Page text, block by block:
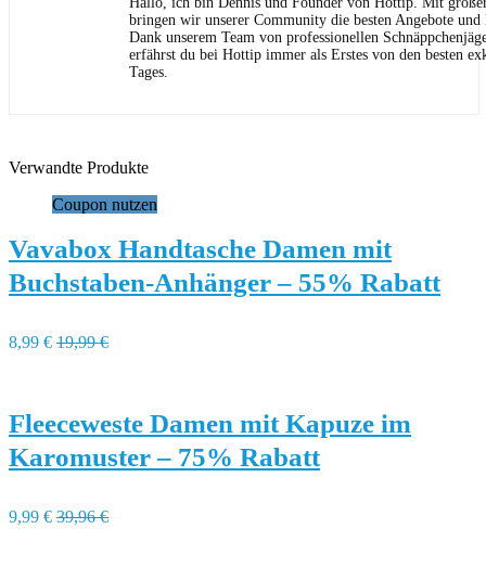
bringen wir unserer Community die besten Angebote und
Dank unserem Team von professionellen
erfährst du bei Hottip immer als Erstes von den besten
Tages.
Verwandte Produkte
Coupon nutzen
Vavabox Handtasche Damen mit
Buchstaben-Anhänger – 55% Rabatt
8,99 € 19,99 €
Fleeceweste Damen mit Kapuze im
Karomuster – 75% Rabatt
9,99 € 39,96 €